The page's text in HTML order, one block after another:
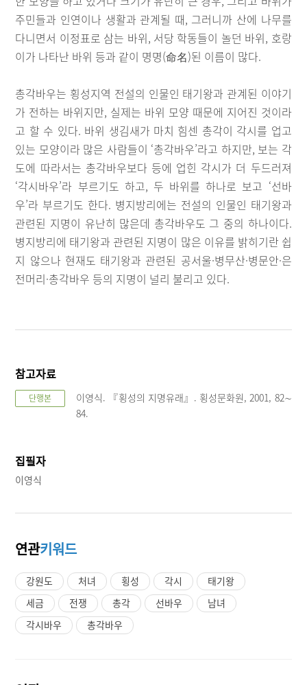
주민들과 인연이나 생활과 관계될 때, 그러니까 산에 나무를
다니면서 이정표로 삼는 바위, 서당 학동들이 놀던 바위, 호랑
이가 나타난 바위 등과 같이 명명(命名)된 이름이 많다.
총각바우는 횡성지역 전설의 인물인 태기왕과 관계된 이야기
가 전하는 바위지만, 실제는 바위 모양 때문에 지어진 것이라
고 할 수 있다. 바위 생김새가 마치 힘센 총각이 각시를 업고
있는 모양이라 많은 사람들이 ‘총각바우’라고 하지만, 보는 각
도에 따라서는 총각바우보다 등에 업힌 각시가 더 두드러져
‘각시바우’라 부르기도 하고, 두 바위를 하나로 보고 ‘선바
우’라 부르기도 한다. 병지방리에는 전설의 인물인 태기왕과
관련된 지명이 유난히 많은데 총각바우도 그 중의 하나이다.
병지방리에 태기왕과 관련된 지명이 많은 이유를 밝히기란 쉽
지 않으나 현재도 태기왕과 관련된 공서울·병무산·병문안·은
전머리·총각바우 등의 지명이 널리 불리고 있다.
참고자료
단행본
이영식. 『횡성의 지명유래』. 횡성문화원, 2001, 82∼
84.
집필자
이영식
연관키워드
강원도 처녀 횡성 각시
태기왕
세금
전쟁 총각 선바우
남녀
각시바우
총각바우